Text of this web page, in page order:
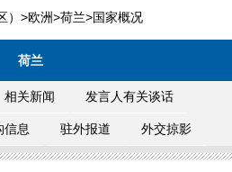
>欧洲>荷兰>国家概况
荷兰
相关新闻 发言人有关谈话
信息 驻外报道 外交掠影